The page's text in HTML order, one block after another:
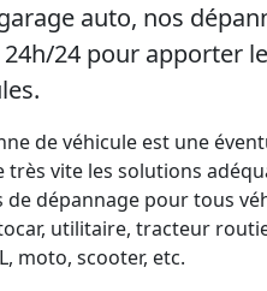
auto, nos
24 pour apporter
de véhicule est une
très vite les solutions
de dépannage pour tous
utilitaire, tracteur
moto, scooter, etc.